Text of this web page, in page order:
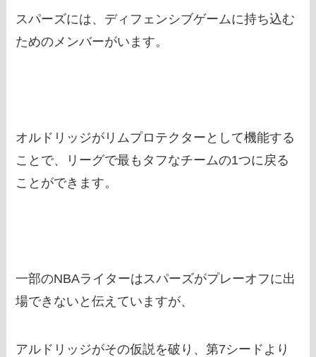
スパーズには、ディフェンシブゲームに持ち込む
ためのメンバーがいます。
オルドリッジがリムプロテクターとして機能する
ことで、リーグで最もタフなチームの1つに戻る
ことができます。
一部のNBAライターはスパーズがプレーオフに出
場できないと伝えていますが、
アルドリッジがその仮説を破り、第7シードより